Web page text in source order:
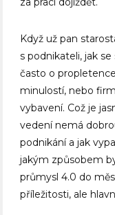
Když už pan
s podnikateli, jak
často o
minulostí, nebo
vybavení. Což je
vedení nemá
podnikání a jak
jakým způsobem
průmysl 4.0 do
příležitosti, ale